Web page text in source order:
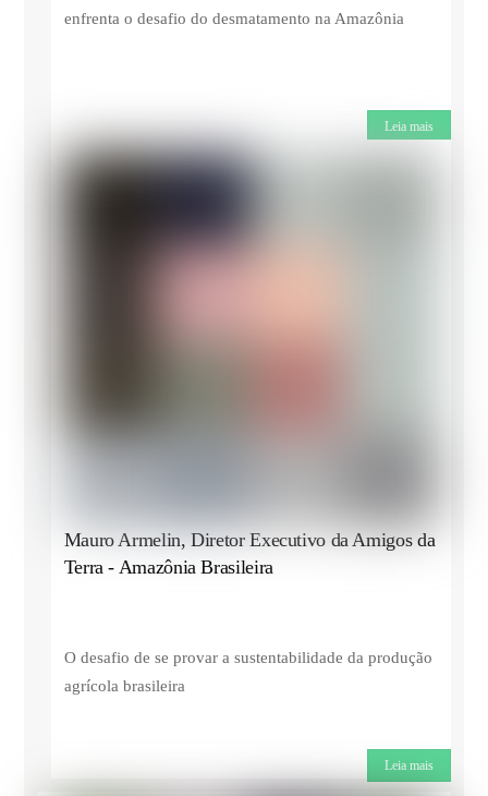
enfrenta o desafio do desmatamento na Amazônia
Leia mais
Mauro Armelin, Diretor Executivo da Amigos da
Terra - Amazônia Brasileira
O desafio de se provar a sustentabilidade da produção
agrícola brasileira
Leia mais